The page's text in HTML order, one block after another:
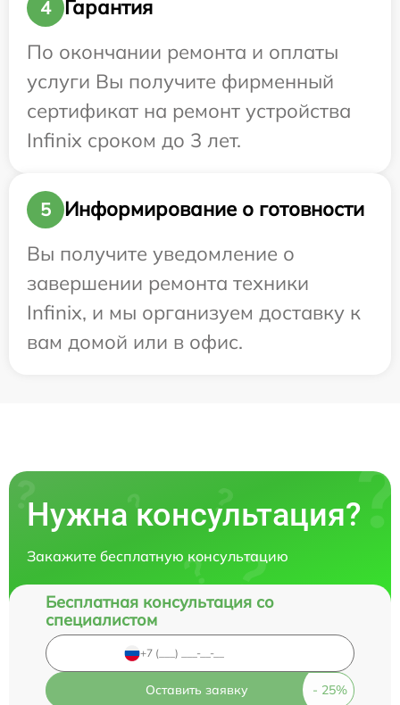
4
Гарантия
По окончании ремонта и оплаты
услуги Вы получите фирменный
сертификат на ремонт устройства
Infinix сроком до 3 лет.
5
Информирование о готовности
Вы получите уведомление о
завершении ремонта техники
Infinix, и мы организуем доставку к
вам домой или в офис.
Нужна консультация?
Закажите бесплатную консультацию
Бесплатная консультация со
специалистом
Оставить заявку